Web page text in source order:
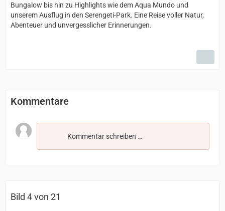
Bungalow bis hin zu Highlights wie dem Aqua Mundo und
unserem Ausflug in den Serengeti-Park. Eine Reise voller Natur,
Abenteuer und unvergesslicher Erinnerungen.
Kommentare
Kommentar schreiben …
Bild 4 von 21